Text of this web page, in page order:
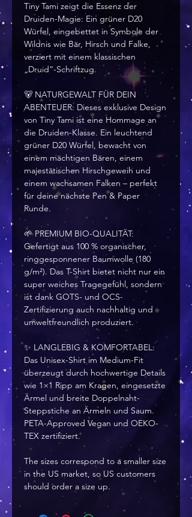
Tiny Tami zeigt die Essenz der
Druiden-Magie: Ein grüner D20
Würfel, eingebettet in Symbole der
Wildnis wie Bär, Hirsch und Falke,
verziert mit einem klassischen
„Druid“-Schriftzug.
🐻 NATURGEWALT FÜR DEIN
ABENTEUER: Dieses exklusive Design
von Tiny Tami ist eine Hommage an
die Druiden-Klasse. Ein leuchtend
grüner D20 Würfel, bewacht von
einem mächtigen Bären, einem
majestätischen Hirschgeweih und
einem wachsamen Falken – perfekt
für deine nächste Pen & Paper
Runde.
🌱 PREMIUM BIO-QUALITÄT:
Gefertigt aus 100 % organischer,
ringgesponnener Baumwolle (180
g/m²). Das T-Shirt bietet nicht nur ein
super weiches Tragegefühl, sondern
ist dank GOTS- und OCS-
Zertifizierung auch nachhaltig und
umweltfreundlich produziert.
✨ LANGLEBIG & KOMFORTABEL:
Das Unisex-Shirt im Medium-Fit
überzeugt durch hochwertige Details
wie 1×1 Ripp am Kragen, eingesetzte
Ärmel und breite Doppelnaht-
Steppstiche an Ärmeln und Saum.
PETA-Approved Vegan und OEKO-
TEX zertifiziert.
The sizes correspond to a smaller size
in the US market, so US customers
should order a size up.